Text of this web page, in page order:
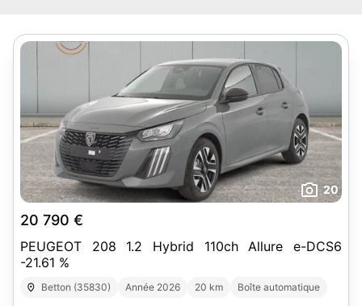
20
20 790 €
PEUGEOT 208 1.2 Hybrid 110ch Allure e-DCS6
-21.61 %
Betton (35830) Année 2026 20 km Boîte automatique